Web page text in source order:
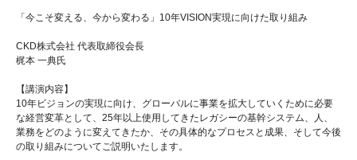
「今こそ変える、今から変わる」10年VISION実現に向けた取り組み
CKD株式会社 代表取締役会長
梶本 一典氏
【講演内容】
10年ビジョンの実現に向け、グローバルに事業を拡大していくために必要
な経営変革として、25年以上使用してきたレガシーの基幹システム、人、
業務をどのように変えてきたか、その具体的なプロセスと成果、そして今後
の取り組みについてご説明いたします。